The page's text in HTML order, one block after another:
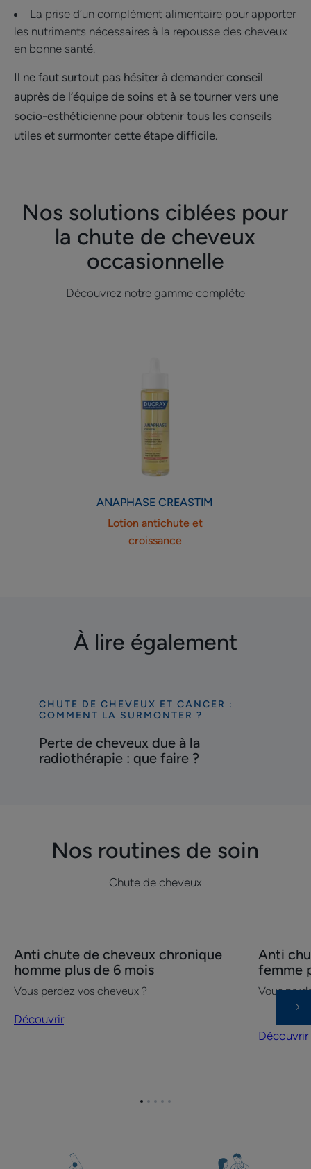
La prise d’un complément alimentaire pour apporter
les nutriments nécessaires à la repousse des cheveux
en bonne santé.
Il ne faut surtout pas hésiter à demander conseil
auprès de l’équipe de soins et à se tourner vers une
socio-esthéticienne pour obtenir tous les conseils
utiles et surmonter cette étape difficile.
Nos solutions ciblées pour
la chute de cheveux
occasionnelle
Découvrez notre gamme complète
et
croissance
ANAPHASE CREASTIM
Lotion antichute et
croissance
À lire également
Découvrir
de
cheveux
CHUTE DE CHEVEUX ET CANCER :
COMMENT LA SURMONTER ?
Perte de cheveux due à la
radiothérapie : que faire ?
Nos routines de soin
Chute de cheveux
Anti
chute
de
cheveux
Anti chute de cheveux chronique
homme plus de 6 mois
Vous perdez vos cheveux ?
Découvrir
Anti
chute
de
cheveux
chronique
Anti
femme
Vous
Découvrir
Aller
Aller
Aller
Aller
Aller